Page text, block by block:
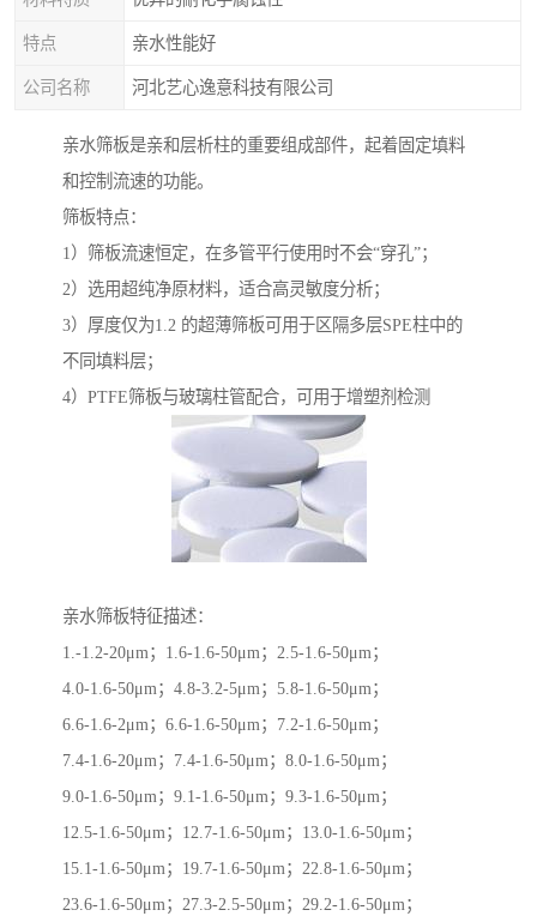
特点 亲水性能好
公司名称 河北艺心逸意科技有限公司
亲水筛板是亲和层析柱的重要组成部件，起着固定填料
和控制流速的功能。
筛板特点：
1）筛板流速恒定，在多管平行使用时不会“穿孔”；
2）选用超纯净原材料，适合高灵敏度分析；
3）厚度仅为1.2 的超薄筛板可用于区隔多层SPE柱中的
不同填料层；
4）PTFE筛板与玻璃柱管配合，可用于增塑剂检测
亲水筛板特征描述：
1.-1.2-20μm；1.6-1.6-50μm；2.5-1.6-50μm；
4.0-1.6-50μm；4.8-3.2-5μm；5.8-1.6-50μm；
6.6-1.6-2μm；6.6-1.6-50μm；7.2-1.6-50μm；
7.4-1.6-20μm；7.4-1.6-50μm；8.0-1.6-50μm；
9.0-1.6-50μm；9.1-1.6-50μm；9.3-1.6-50μm；
12.5-1.6-50μm；12.7-1.6-50μm；13.0-1.6-50μm；
15.1-1.6-50μm；19.7-1.6-50μm；22.8-1.6-50μm；
23.6-1.6-50μm；27.3-2.5-50μm；29.2-1.6-50μm；